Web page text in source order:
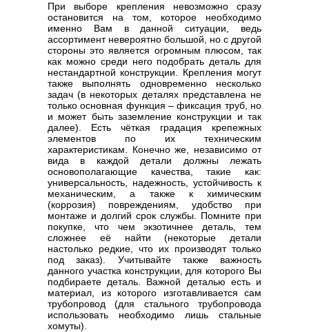
При выборе крепления невозможно сразу
остановится на том, которое необходимо
именно Вам в данной ситуации, ведь
ассортимент невероятно большой, но с другой
стороны это является огромным плюсом, так
как можно среди него подобрать деталь для
нестандартной конструкции. Крепления могут
также выполнять одновременно несколько
задач (в некоторых деталях представлена не
только основная функция – фиксация труб, но
и может быть заземление конструкции и так
далее). Есть чёткая градация крепежных
элементов по их техническим
характеристикам. Конечно же, независимо от
вида в каждой детали должны лежать
основополагающие качества, такие как:
универсальность, надежность, устойчивость к
механическим, а также к химическим
(коррозия) повреждениям, удобство при
монтаже и долгий срок службы. Помните при
покупке, что чем экзотичнее деталь, тем
сложнее её найти (некоторые детали
настолько редкие, что их производят только
под заказ). Учитывайте также важность
данного участка конструкции, для которого Вы
подбираете деталь. Важной деталью есть и
материал, из которого изготавливается сам
трубопровод (для стального трубопровода
использовать необходимо лишь стальные
хомуты).